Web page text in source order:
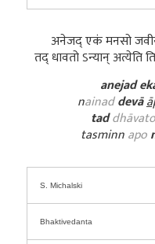
अनेजद् एकं मनसो
तद् धावतो ऽन्यान् अत्येति
anejad
nainaddevā
tad
tasminnapo
S. Michalski
Bhaktivedanta